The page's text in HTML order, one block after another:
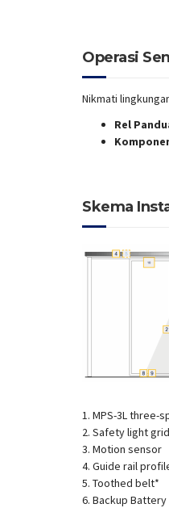
Operasi
Nikmati
Rel
Skema
1. MPS-3L three-
2. Safety light
3. Motion sensor
4. Guide rail
5. Toothed belt*
6. Backup Battery